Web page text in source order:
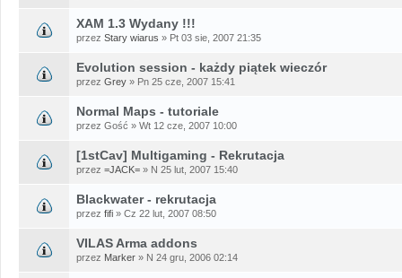
XAM 1.3 Wydany !!!
przez Stary wiarus » Pt 03 sie, 2007 21:35
Evolution session - każdy piątek wieczór
przez Grey » Pn 25 cze, 2007 15:41
Normal Maps - tutoriale
przez Gość » Wt 12 cze, 2007 10:00
[1stCav] Multigaming - Rekrutacja
przez =JACK= » N 25 lut, 2007 15:40
Blackwater - rekrutacja
przez fifi » Cz 22 lut, 2007 08:50
VILAS Arma addons
przez Marker » N 24 gru, 2006 02:14